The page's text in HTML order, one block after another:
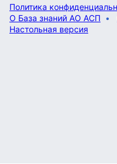
Политика
О База знаний АО АСП
Настольная версия